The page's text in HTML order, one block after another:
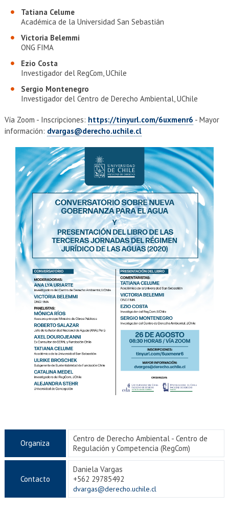
Tatiana Celume
Académica de la Universidad San Sebastián
Victoria Belemmi
ONG FIMA
Ezio Costa
Investigador del RegCom, UChile
Sergio Montenegro
Investigador del Centro de Derecho Ambiental, UChile
Vía Zoom - Inscripciones: https://tinyurl.com/6uxmenr6 - Mayor
información: dvargas@derecho.uchile.cl
Organiza
Centro de Derecho Ambiental - Centro de
Regulación y Competencia (RegCom)
Contacto
Daniela Vargas
+562 29785492
dvargas@derecho.uchile.cl